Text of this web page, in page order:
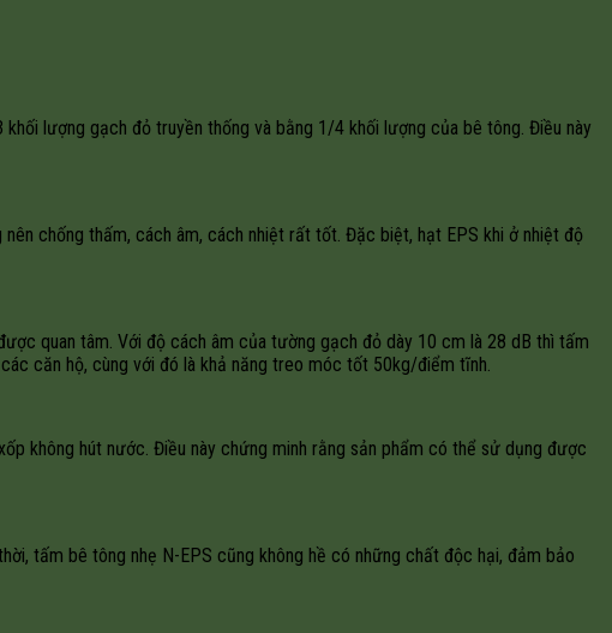
lượng gạch đỏ truyền thống và bằng 1/4 khối lượng của bê tông. Điều này
chống thấm, cách âm, cách nhiệt rất tốt. Đặc biệt, hạt EPS khi ở nhiệt độ
quan tâm. Với độ cách âm của tường gạch đỏ dày 10 cm là 28 dB thì tấm
căn hộ, cùng với đó là khả năng treo móc tốt 50kg/điểm tĩnh.
không hút nước. Điều này chứng minh rằng sản phẩm có thể sử dụng được
tấm bê tông nhẹ N-EPS cũng không hề có những chất độc hại, đảm bảo